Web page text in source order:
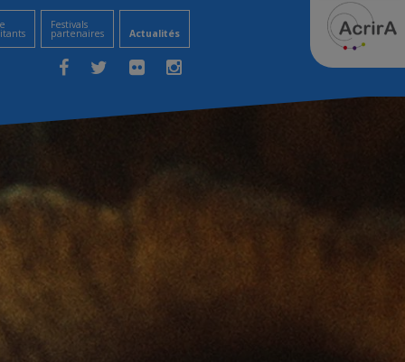
Festivals
partenaires Actualités